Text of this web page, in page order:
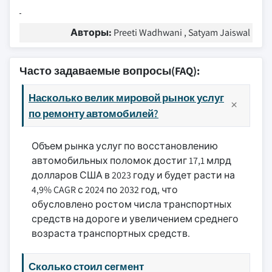
Авторы: Preeti Wadhwani , Satyam Jaiswal
Часто задаваемые вопросы(FAQ):
Насколько велик мировой рынок услуг
по ремонту автомобилей?
Объем рынка услуг по восстановлению
автомобильных поломок достиг 17,1 млрд
долларов США в 2023 году и будет расти на
4,9% CAGR с 2024 по 2032 год, что
обусловлено ростом числа транспортных
средств на дороге и увеличением среднего
возраста транспортных средств.
Сколько стоил сегмент